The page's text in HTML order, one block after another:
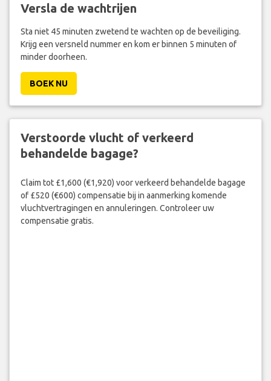
Versla de wachtrijen
Sta niet 45 minuten zwetend te wachten op de beveiliging.
Krijg een versneld nummer en kom er binnen 5 minuten of
minder doorheen.
BOEK NU
Verstoorde vlucht of verkeerd
behandelde bagage?
Claim tot £1,600 (€1,920) voor verkeerd behandelde bagage
of £520 (€600) compensatie bij in aanmerking komende
vluchtvertragingen en annuleringen. Controleer uw
compensatie gratis.